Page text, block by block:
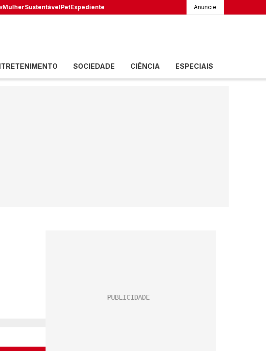
MulherSustentávelPetExpediente Anuncie
SOCIEDADE CIÊNCIA ESPECIAIS